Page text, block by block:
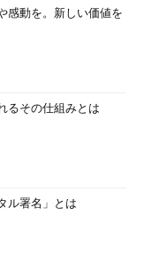
感動を。新しい価値を
るその仕組みとは
ル署名」とは